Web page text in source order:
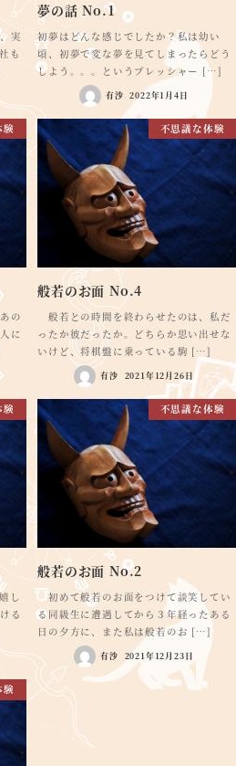
実
も
夢の話 No.1
初夢はどんな感じでしたか？私は幼い
頃、初夢で変な夢を見てしまったらどう
しよう。。。というプレッシャー […]
有沙 2022年1月4日
験
の
に
不思議な体験
般若のお面 No.4
般若との時間を終わらせたのは、私だ
ったか彼だったか。どちらか思い出せな
いけど、将棋盤に乗っている駒 […]
有沙 2021年12月26日
験
し
る
不思議な体験
般若のお面 No.2
初めて般若のお面をつけて談笑してい
る同級生に遭遇してから３年経ったある
日の夕方に、また私は般若のお […]
有沙 2021年12月23日
験